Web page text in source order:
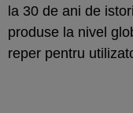
la 30 de ani de
produse la nivel
reper pentru